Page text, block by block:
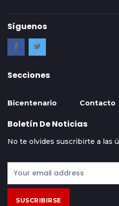
Síguenos
Secciones
Bicentenario Contacto
Boletín De Noticias
No te olvides suscribirte a las
SUSCRIBIRSE